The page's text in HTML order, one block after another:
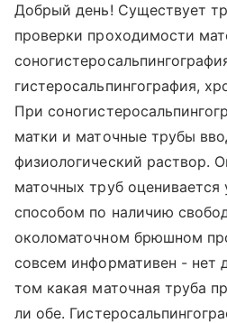
Добрый день! Существует
проверки проходимости
гистеросальпингография,
При
матки и маточные трубы
физиологический раствор.
маточных труб оценивается
способом по наличию
околоматочном брюшном
совсем информативен - нет
том какая маточная труба
ли обе.